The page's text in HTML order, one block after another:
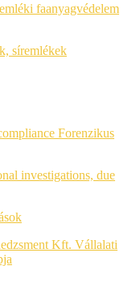
faanyagvédelem
síremlékek
Forenzikus
investigations, due
Kft. Vállalati